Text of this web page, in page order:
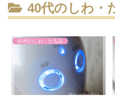
40代のしわ・
40代のしわ・たるみ